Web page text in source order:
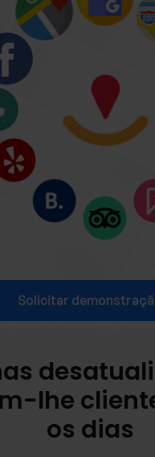
Solicitar
lhe
os dias